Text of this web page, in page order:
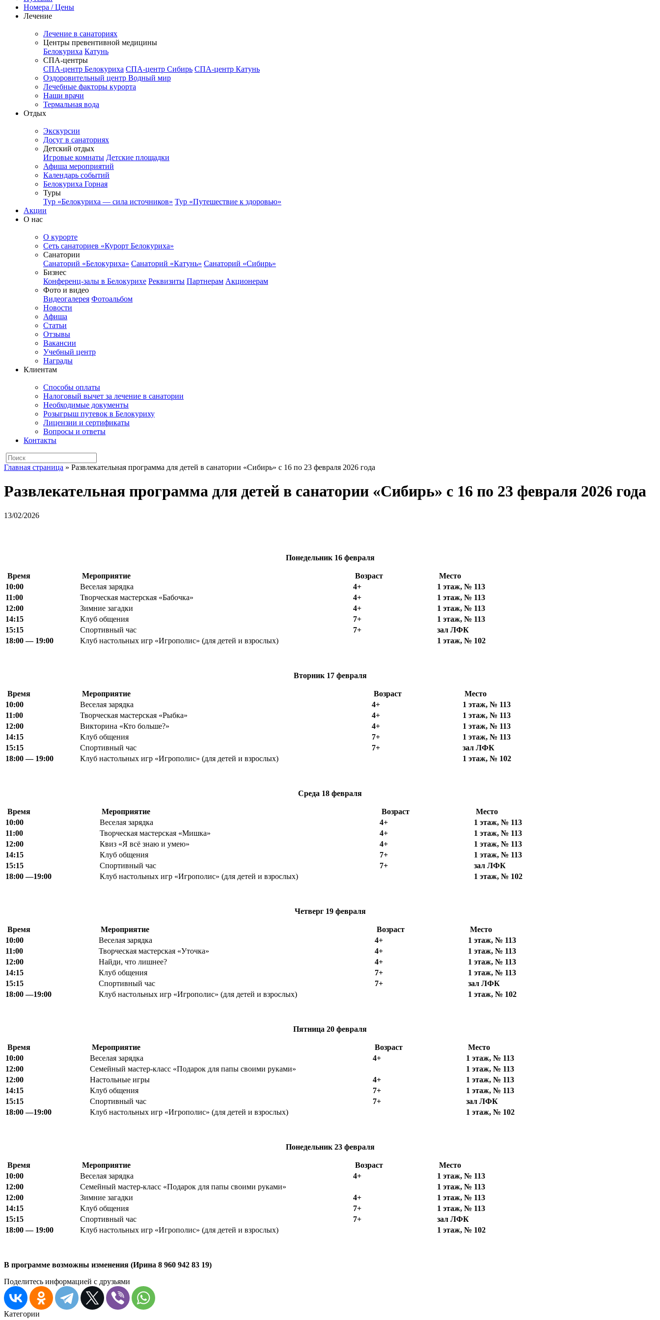
Номера / Цены
Лечение
Лечение в санаториях
Центры превентивной медицины
Белокуриха Катунь
СПА-центры
СПА-центр Белокуриха СПА-центр Сибирь СПА-центр Катунь
Оздоровительный центр Водный мир
Лечебные факторы курорта
Наши врачи
Термальная вода
Отдых
Экскурсии
Досуг в санаториях
Детский отдых
Игровые комнаты Детские площадки
Афиша мероприятий
Календарь событий
Белокуриха Горная
Туры
Тур «Белокуриха — сила источников» Тур «Путешествие к здоровью»
Акции
О нас
О курорте
Сеть санаториев «Курорт Белокуриха»
Санатории
Санаторий «Белокуриха» Санаторий «Катунь» Санаторий «Сибирь»
Бизнес
Конференц-залы в Белокурихе Реквизиты Партнерам Акционерам
Фото и видео
Видеогалерея Фотоальбом
Новости
Афиша
Статьи
Отзывы
Вакансии
Учебный центр
Награды
Клиентам
Способы оплаты
Налоговый вычет за лечение в санатории
Необходимые документы
Розыгрыш путевок в Белокуриху
Лицензии и сертификаты
Вопросы и ответы
Контакты
Главная страница » Развлекательная программа для детей в санатории «Сибирь» с 16 по 23 февраля 2026 года
Развлекательная программа для детей в санатории «Сибирь» с 16 по 23 февраля 2026 года
13/02/2026
Понедельник 16 февраля
Время Мероприятие Возраст
Место
10:00
Веселая зарядка 4+
1 этаж, № 113
11:00
Творческая мастерская «Бабочка» 4+
1 этаж, № 113
12:00
Зимние загадки 4+
1 этаж, № 113
14:15
Клуб общения 7+
1 этаж, № 113
15:15
Спортивный час 7+
зал ЛФК
18:00 — 19:00
Клуб настольных игр «Игрополис» (для детей и взрослых) 1 этаж, № 102
Вторник 17 февраля
Время Мероприятие Возраст
Место
10:00
Веселая зарядка 4+
1 этаж, № 113
11:00
Творческая мастерская «Рыбка» 4+
1 этаж, № 113
12:00 Викторина «Кто больше?» 4+
1 этаж, № 113
14:15
Клуб общения 7+
1 этаж, № 113
15:15 Спортивный час 7+
зал ЛФК
18:00 — 19:00 Клуб настольных игр «Игрополис» (для детей и взрослых) 1 этаж, № 102
Среда 18 февраля
Время Мероприятие Возраст
Место
10:00
Веселая зарядка 4+
1 этаж, № 113
11:00
Творческая мастерская «Мишка» 4+
1 этаж, № 113
12:00 Квиз «Я всё знаю и умею» 4+
1 этаж, № 113
14:15 Клуб общения 7+
1 этаж, № 113
15:15 Спортивный час 7+
зал ЛФК
18:00 —19:00 Клуб настольных игр «Игрополис» (для детей и взрослых) 1 этаж, № 102
Четверг 19 февраля
Время Мероприятие Возраст
Место
10:00
Веселая зарядка 4+
1 этаж, № 113
11:00
Творческая мастерская «Уточка» 4+
1 этаж, № 113
12:00 Найди, что лишнее? 4+
1 этаж, № 113
14:15 Клуб общения 7+
1 этаж, № 113
15:15 Спортивный час 7+
зал ЛФК
18:00 —19:00 Клуб настольных игр «Игрополис» (для детей и взрослых) 1 этаж, № 102
Пятница 20 февраля
Время Мероприятие Возраст
Место
10:00 Веселая зарядка 4+
1 этаж, № 113
12:00
Семейный мастер-класс «Подарок для папы своими руками»
1 этаж, № 113
12:00 Настольные игры 4+
1 этаж, № 113
14:15 Клуб общения 7+
1 этаж, № 113
15:15
Спортивный час 7+
зал ЛФК
18:00 —19:00 Клуб настольных игр «Игрополис» (для детей и взрослых) 1 этаж, № 102
Понедельник 23 февраля
Время Мероприятие Возраст
Место
10:00
Веселая зарядка 4+
1 этаж, № 113
12:00
Семейный мастер-класс «Подарок для папы своими руками»
1 этаж, № 113
12:00
Зимние загадки 4+
1 этаж, № 113
14:15
Клуб общения 7+
1 этаж, № 113
15:15
Спортивный час 7+
зал ЛФК
18:00 — 19:00
Клуб настольных игр «Игрополис» (для детей и взрослых) 1 этаж, № 102
В программе возможны изменения (Ирина 8 960 942 83 19)
Поделитесь информацией с друзьями
Категории